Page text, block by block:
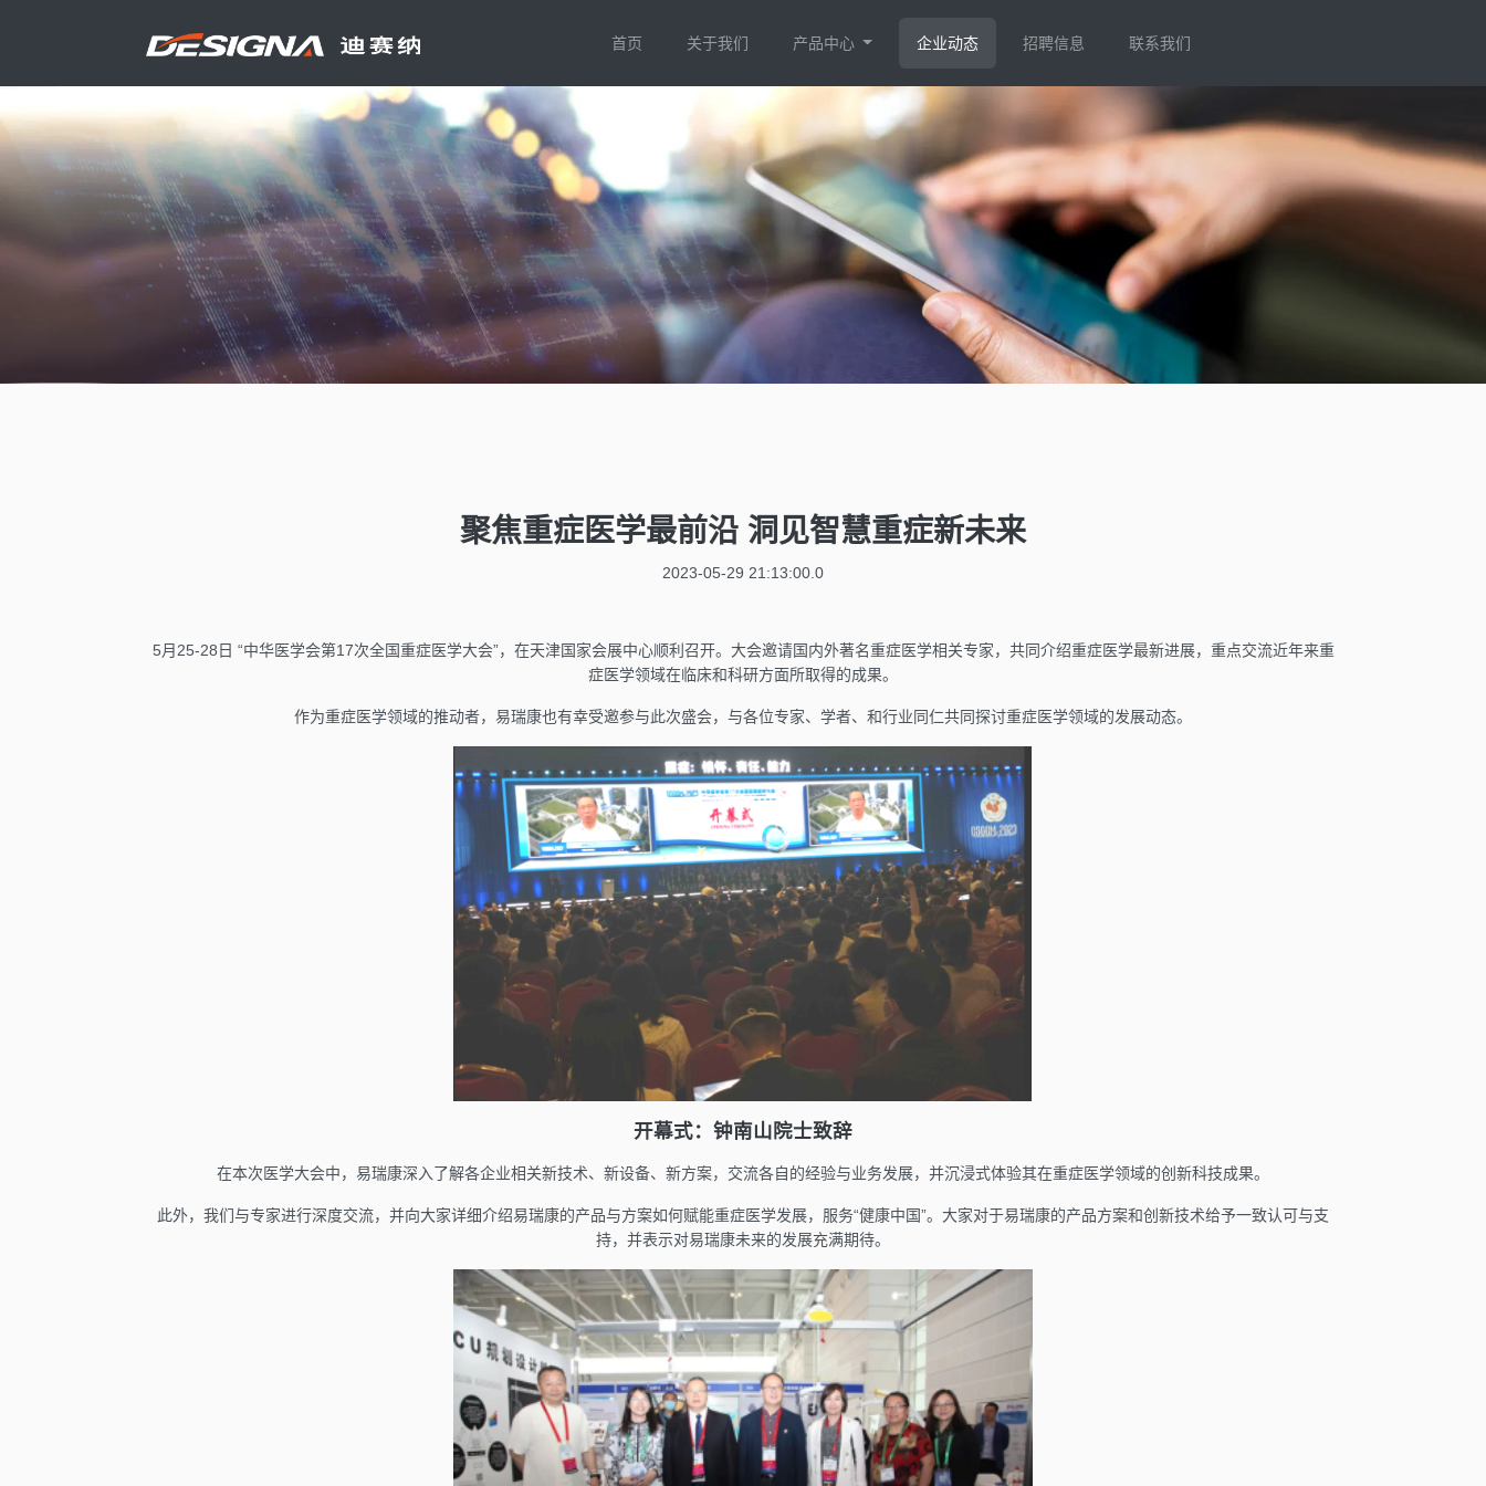
首页 关于我们 产品中心 企业动态 招聘信息 联系我们
聚焦重症医学最前沿 洞见智慧重症新未来
2023-05-29 21:13:00.0
5月25-28日 “中华医学会第17次全国重症医学大会”，在天津国家会展中心顺利召开。大会邀请国内外著名重症医学相关专家，共同介绍重症医学最新进展，重点交流近年来重
症医学领域在临床和科研方面所取得的成果。
作为重症医学领域的推动者，易瑞康也有幸受邀参与此次盛会，与各位专家、学者、和行业同仁共同探讨重症医学领域的发展动态。
开幕式：钟南山院士致辞
在本次医学大会中，易瑞康深入了解各企业相关新技术、新设备、新方案，交流各自的经验与业务发展，并沉浸式体验其在重症医学领域的创新科技成果。
此外，我们与专家进行深度交流，并向大家详细介绍易瑞康的产品与方案如何赋能重症医学发展，服务“健康中国”。大家对于易瑞康的产品方案和创新技术给予一致认可与支
持，并表示对易瑞康未来的发展充满期待。